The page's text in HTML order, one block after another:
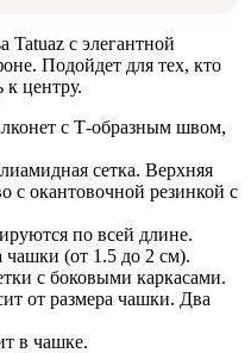
Tatuaz c элегантной
Подойдет для тех, кто
к центру.
с Т-образным швом,
сетка. Верхняя
с окантовочной резинкой с
по всей длине.
чашки (от 1.5 до 2 см).
с боковыми каркасами.
от размера чашки. Два
в чашке.